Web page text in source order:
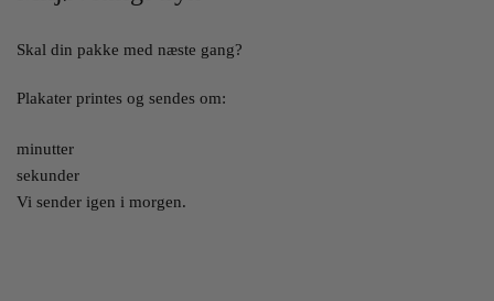
Skal din pakke med næste gang?
Plakater printes og sendes om:
minutter
sekunder
Vi sender igen i morgen.